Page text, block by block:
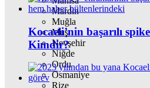
Mardin
Muğla
Muş
Nevşehir
Niğde
Ordu
Osmaniye
Rize
Kocaeli’nin başarılı
Kimdir?